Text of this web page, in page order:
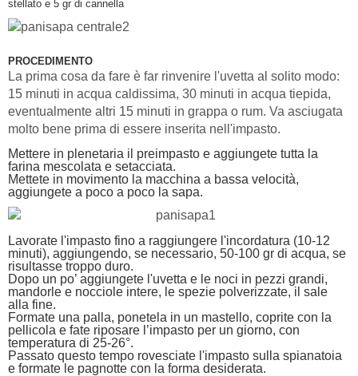
stellato e 5 gr di cannella
PROCEDIMENTO
La prima cosa da fare è far rinvenire l'uvetta al solito modo:
15 minuti in acqua caldissima, 30 minuti in acqua tiepida,
eventualmente altri 15 minuti in grappa o rum. Va asciugata
molto bene prima di essere inserita nell'impasto.
Mettere in plenetaria il preimpasto e aggiungete tutta la
farina mescolata e setacciata.
Mettete in movimento la macchina a bassa velocità,
aggiungete a poco a poco la sapa.
Lavorate l'impasto fino a raggiungere l'incordatura (10-12
minuti), aggiungendo, se necessario, 50-100 gr di acqua, se
risultasse troppo duro.
Dopo un po’ aggiungete l'uvetta e le noci in pezzi grandi,
mandorle e nocciole intere, le spezie polverizzate, il sale
alla fine.
Formate una palla, ponetela in un mastello, coprite con la
pellicola e fate riposare l’impasto per un giorno, con
temperatura di 25-26°.
Passato questo tempo rovesciate l'impasto sulla spianatoia
e formate le pagnotte con la forma desiderata.